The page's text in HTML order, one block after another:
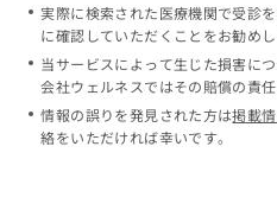
実際に検索された医療機関で受診
に確認していただくことをお勧めし
当サービスによって生じた損害に
会社ウェルネスではその賠償の責
情報の誤りを発見された方は掲載
絡をいただければ幸いです。